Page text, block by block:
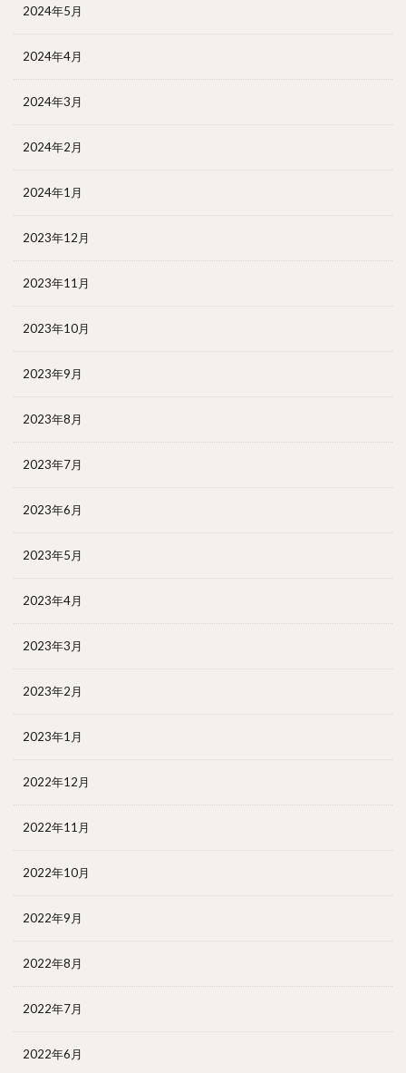
2024年5月
2024年4月
2024年3月
2024年2月
2024年1月
2023年12月
2023年11月
2023年10月
2023年9月
2023年8月
2023年7月
2023年6月
2023年5月
2023年4月
2023年3月
2023年2月
2023年1月
2022年12月
2022年11月
2022年10月
2022年9月
2022年8月
2022年7月
2022年6月